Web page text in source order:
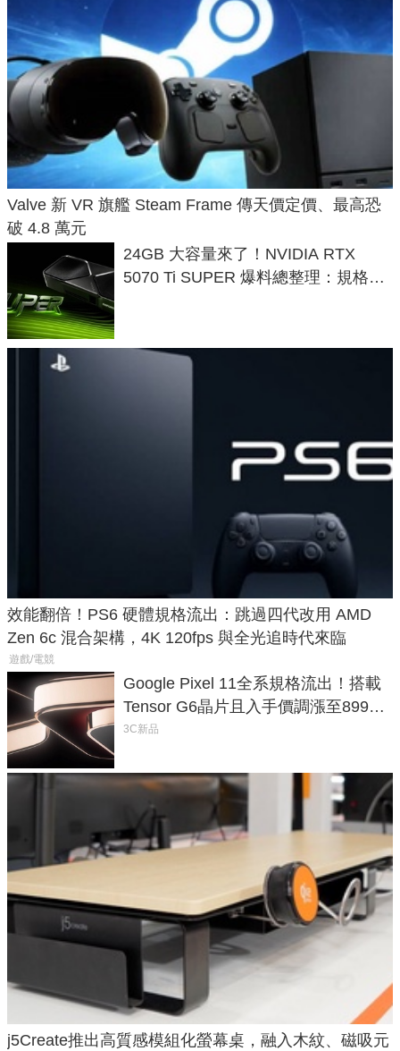
Valve 新 VR 旗艦 Steam Frame 傳天價定價、最高恐
破 4.8 萬元
24GB 大容量來了！NVIDIA RTX
5070 Ti SUPER 爆料總整理：規格、
效能翻倍！PS6 硬體規格流出：跳過四代改用 AMD
Zen 6c 混合架構，4K 120fps 與全光追時代來臨
遊戲/電競
Google Pixel 11全系規格流出！搭載
Tensor G6晶片且入手價調漲至899美
元
3C新品
j5Create推出高質感模組化螢幕桌，融入木紋、磁吸元